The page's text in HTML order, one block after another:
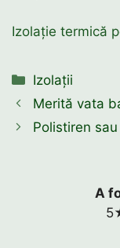
Izolație termică
Categorii
Izolații
Merită vata
Polistiren
A